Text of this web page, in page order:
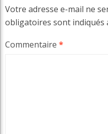
Votre adresse e-mail ne
obligatoires sont indiqués
Commentaire *